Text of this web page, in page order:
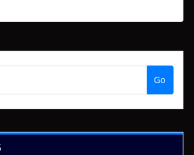
Go